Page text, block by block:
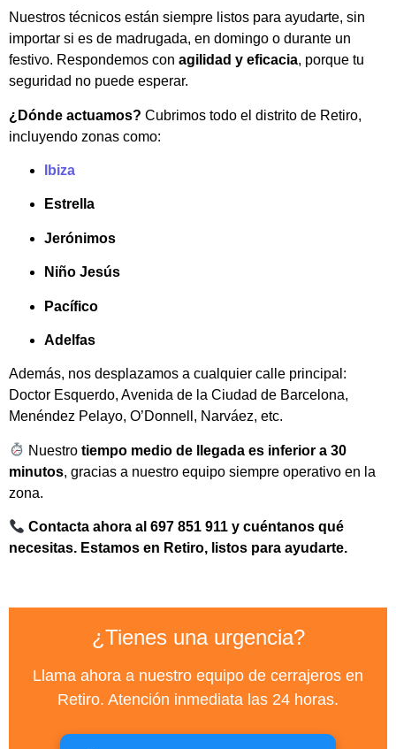
Nuestros técnicos están siempre listos para ayudarte, sin
importar si es de madrugada, en domingo o durante un
festivo. Respondemos con agilidad y eficacia, porque tu
seguridad no puede esperar.
¿Dónde actuamos? Cubrimos todo el distrito de Retiro,
incluyendo zonas como:
Ibiza
Estrella
Jerónimos
Niño Jesús
Pacífico
Adelfas
Además, nos desplazamos a cualquier calle principal:
Doctor Esquerdo, Avenida de la Ciudad de Barcelona,
Menéndez Pelayo, O’Donnell, Narváez, etc.
Nuestrotiempo medio de llegada es inferior a 30
minutos, gracias a nuestro equipo siempre operativo en la
zona.
Contacta ahora al 697 851 911 y cuéntanos qué
necesitas. Estamos en Retiro, listos para ayudarte.
¿Tienes una urgencia?
Llama ahora a nuestro equipo de cerrajeros en
Retiro. Atención inmediata las 24 horas.